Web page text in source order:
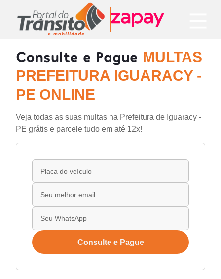
Consulte e Pague MULTAS
PREFEITURA IGUARACY -
PE ONLINE
Veja todas as suas multas na Prefeitura de Iguaracy -
PE grátis e parcele tudo em até 12x!
Consulte e Pague